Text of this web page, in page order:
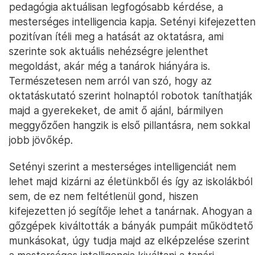
pedagógia aktuálisan legfogósabb kérdése, a
mesterséges intelligencia kapja. Setényi kifejezetten
pozitívan ítéli meg a hatását az oktatásra, ami
szerinte sok aktuális nehézségre jelenthet
megoldást, akár még a tanárok hiányára is.
Természetesen nem arról van szó, hogy az
oktatáskutató szerint holnaptól robotok taníthatják
majd a gyerekeket, de amit ő ajánl, bármilyen
meggyőzően hangzik is első pillantásra, nem sokkal
jobb jövőkép.
Setényi szerint a mesterséges intelligenciát nem
lehet majd kizárni az életünkből és így az iskolákból
sem, de ez nem feltétlenül gond, hiszen
kifejezetten jó segítője lehet a tanárnak. Ahogyan a
gőzgépek kiváltották a bányák pumpáit működtető
munkásokat, úgy tudja majd az elképzelése szerint